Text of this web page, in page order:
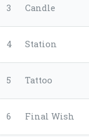
3 Candle
4 Station
5 Tattoo
6 Final Wish